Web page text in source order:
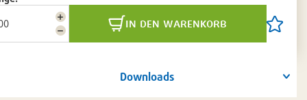
Menge
reduzieren
Menge
erhöhen
in den warenkorb
Artikel
Downloads